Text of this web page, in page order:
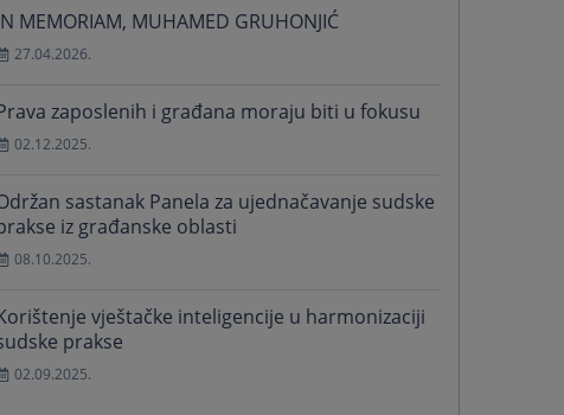
MEMORIAM, MUHAMED GRUHONJIĆ
27.04.2026.
zaposlenih i građana moraju biti u fokusu
02.12.2025.
sastanak Panela za ujednačavanje sudske
iz građanske oblasti
08.10.2025.
vještačke inteligencije u harmonizaciji
prakse
02.09.2025.